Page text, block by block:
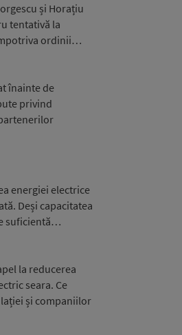
și Horațiu
tentativă la
ordinii…
înainte de
privind
energiei electrice
Deși capacitatea
suficientă…
la reducerea
seara. Ce
și companiilor